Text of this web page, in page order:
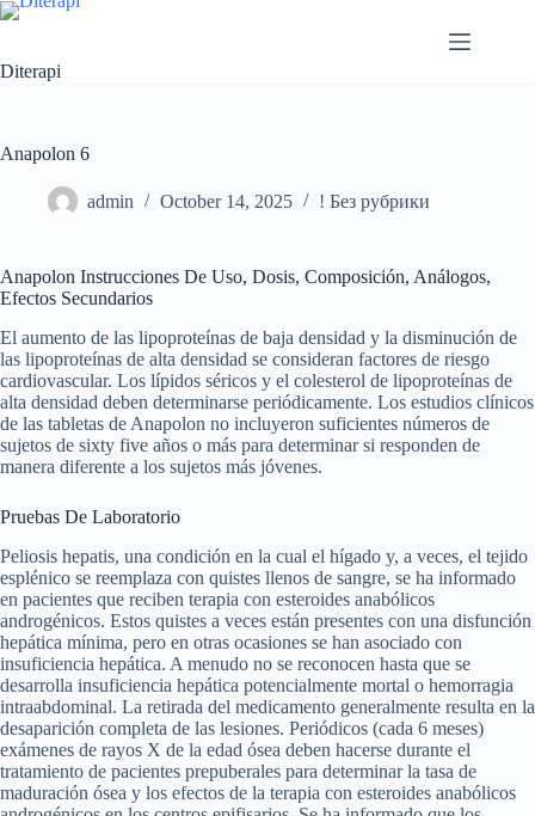
Diterapi
Anapolon 6
admin October 14, 2025 ! Без рубрики
Anapolon Instrucciones De Uso, Dosis, Composición, Análogos,
Efectos Secundarios
El aumento de las lipoproteínas de baja densidad y la disminución de
las lipoproteínas de alta densidad se consideran factores de riesgo
cardiovascular. Los lípidos séricos y el colesterol de lipoproteínas de
alta densidad deben determinarse periódicamente. Los estudios clínicos
de las tabletas de Anapolon no incluyeron suficientes números de
sujetos de sixty five años o más para determinar si responden de
manera diferente a los sujetos más jóvenes.
Pruebas De Laboratorio
Peliosis hepatis, una condición en la cual el hígado y, a veces, el tejido
esplénico se reemplaza con quistes llenos de sangre, se ha informado
en pacientes que reciben terapia con esteroides anabólicos
androgénicos. Estos quistes a veces están presentes con una disfunción
hepática mínima, pero en otras ocasiones se han asociado con
insuficiencia hepática. A menudo no se reconocen hasta que se
desarrolla insuficiencia hepática potencialmente mortal o hemorragia
intraabdominal. La retirada del medicamento generalmente resulta en la
desaparición completa de las lesiones. Periódicos (cada 6 meses)
exámenes de rayos X de la edad ósea deben hacerse durante el
tratamiento de pacientes prepuberales para determinar la tasa de
maduración ósea y los efectos de la terapia con esteroides anabólicos